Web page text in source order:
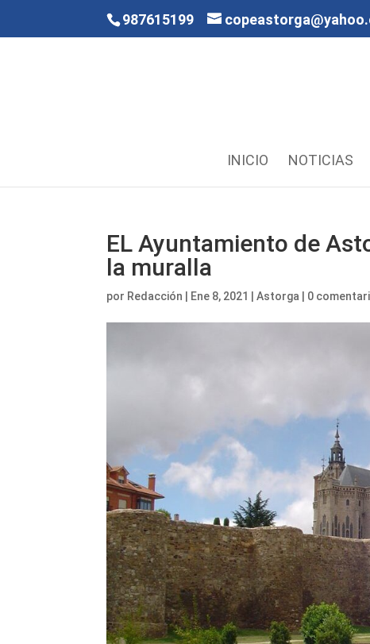
987615199
INICIO NOTICIAS
EL Ayuntamiento de
la muralla
por Redacción Ene 8, 2021 |Astorga 0